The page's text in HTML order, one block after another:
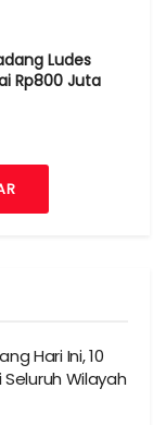
Ludes
Rp800 Juta
Hari Ini, 10
Seluruh Wilayah